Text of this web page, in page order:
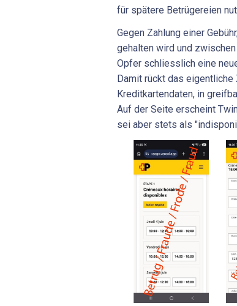
für spätere Betrügereien
Gegen Zahlung einer
gehalten wird und
Opfer schliesslich eine
Damit rückt das
Kreditkartendaten, in
Auf der Seite erscheint
sei aber stets als